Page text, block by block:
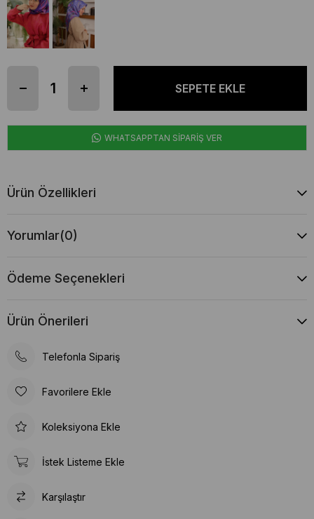
WHATSAPPTAN SİPARİŞ VER
Ürün Özellikleri
Yorumlar(0)
Ödeme Seçenekleri
Ürün Önerileri
Telefonla Sipariş
Favorilere Ekle
Koleksiyona Ekle
İstek Listeme Ekle
Karşılaştır